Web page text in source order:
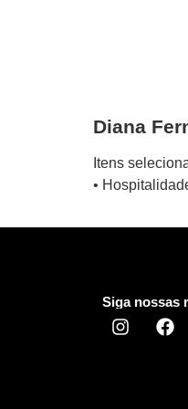
Diana
Itens
•
Siga nossas